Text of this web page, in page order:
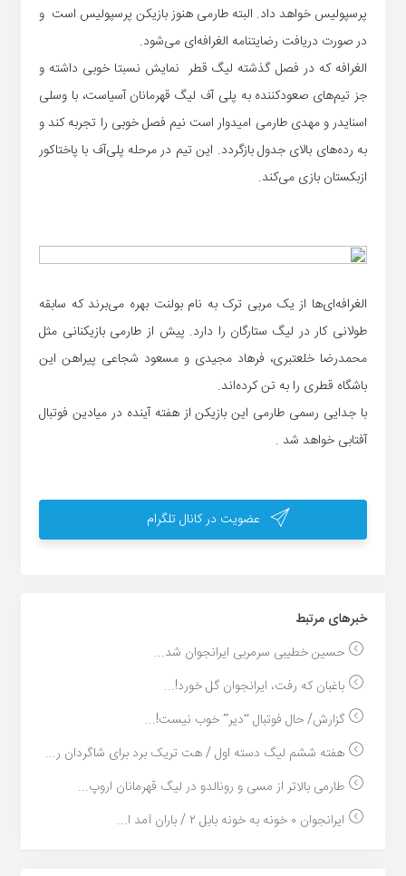
پرسپولیس خواهد داد. البته طارمی هنوز بازیکن پرسپولیس است و
در صورت دریافت رضایتنامه الغرافه‌ای می‌شود.
الغرافه که در فصل گذشته لیگ قطر نمایش نسبتا خوبی داشته و
جز تیم‌های صعودکننده به پلی آف لیگ قهرمانان آسیاست، با وسلی
اسنایدر و مهدی طارمی امیدوار است نیم فصل خوبی را تجربه کند و
به رده‌های بالای جدول بازگردد. این تیم در مرحله پلی‌آف با پاختاکور
ازبکستان بازی می‌کند.
الغرافه‌ای‌ها از یک مربی ترک به نام بولنت بهره می‌برند که سابقه
طولانی کار در لیگ ستارگان را دارد. پیش از طارمی بازیکنانی مثل
محمدرضا خلعتبری، فرهاد مجیدی و مسعود شجاعی پیراهن این
باشگاه قطری را به تن کرده‌اند.
با جدایی رسمی طارمی این بازیکن از هفته آینده در میادین فوتبال
آفتابی خواهد شد .
عضویت در کانال تلگرام
خبر‌های مرتبط
حسین خطیبی سرمربی ایرانجوان شد...
باغبان که رفت، ایرانجوان گل خورد!...
گزارش/ حال فوتبال “دیر” خوب نیست!...
هفته ششم لیگ دسته اول / هت تریک برد برای شاگردان ر...
طارمی بالاتر از مسی و رونالدو در لیگ قهرمانان اروپ...
ایرانجوان ۰ خونه به خونه بابل ۲ / باران آمد ا...